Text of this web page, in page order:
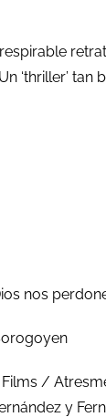
‘thriller’ tan
nos
Films /
y